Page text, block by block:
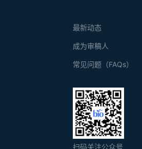
最新动态
成为审稿人
常见问题（FAQs）
扫码关注公众号